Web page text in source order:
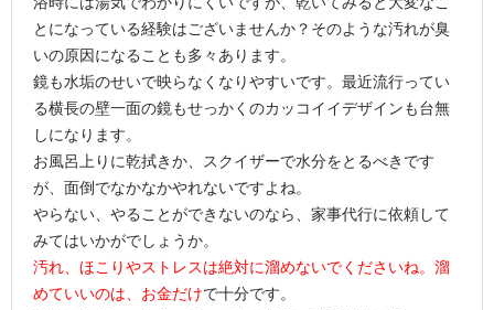
とになっている経験はございませんか？そのような汚れが臭
いの原因になることも多々あります。
鏡も水垢のせいで映らなくなりやすいです。最近流行ってい
る横長の壁一面の鏡もせっかくのカッコイイデザインも台無
しになります。
お風呂上りに乾拭きか、スクイザーで水分をとるべきです
が、面倒でなかなかやれないですよね。
やらない、やることができないのなら、家事代行に依頼して
みてはいかがでしょうか。
汚れ、ほこりやストレスは絶対に溜めないでくださいね。溜
めていいのは、お金だけで十分です。